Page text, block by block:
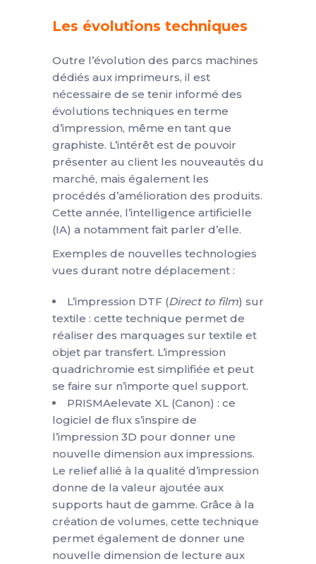
Les évolutions techniques
Outre l’évolution des parcs machines
dédiés aux imprimeurs, il est
nécessaire de se tenir informé des
évolutions techniques en terme
d’impression, même en tant que
graphiste. L’intérêt est de pouvoir
présenter au client les nouveautés du
marché, mais également les
procédés d’amélioration des produits.
Cette année, l’intelligence artificielle
(IA) a notamment fait parler d’elle.
Exemples de nouvelles technologies
vues durant notre déplacement :
L’impression DTF (Direct to film) sur
textile : cette technique permet de
réaliser des marquages sur textile et
objet par transfert. L’impression
quadrichromie est simplifiée et peut
se faire sur n’importe quel support.
PRISMAelevate XL (Canon) : ce
logiciel de flux s’inspire de
l’impression 3D pour donner une
nouvelle dimension aux impressions.
Le relief allié à la qualité d’impression
donne de la valeur ajoutée aux
supports haut de gamme. Grâce à la
création de volumes, cette technique
permet également de donner une
nouvelle dimension de lecture aux